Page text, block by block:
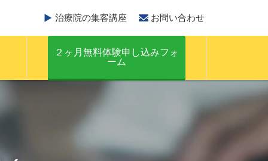
治療院の集客講座 お問い合わせ
２ヶ月無料体験申し込みフォ
ーム